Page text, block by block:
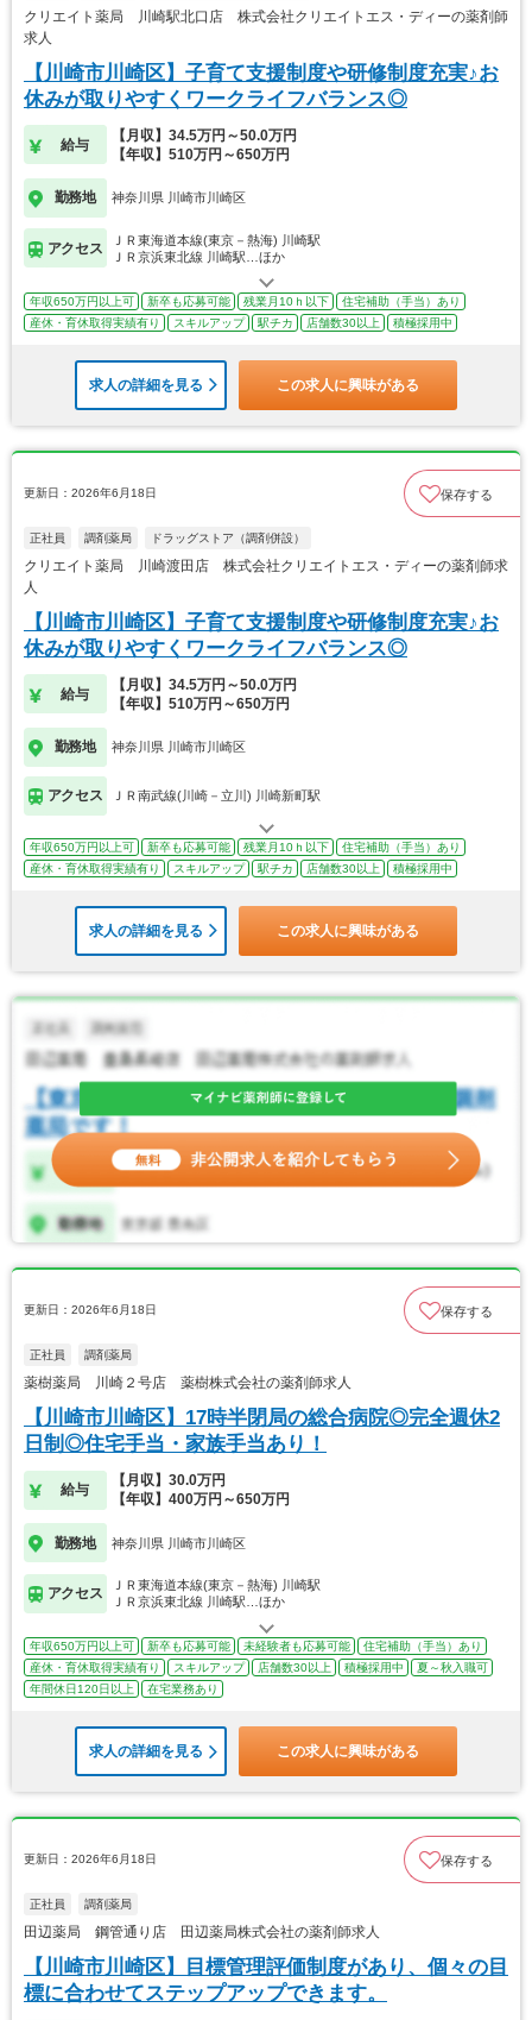
クリエイト薬局 川崎駅北口店 株式会社クリエイトエス・ディーの薬剤師
求人
【川崎市川崎区】子育て支援制度や研修制度充実♪お
休みが取りやすくワークライフバランス◎
給与
【月収】34.5万円～50.0万円
【年収】510万円～650万円
勤務地 神奈川県 川崎市川崎区
アクセス
ＪＲ東海道本線(東京－熱海) 川崎駅
ＪＲ京浜東北線 川崎駅…ほか
年収650万円以上可 新卒も応募可能 残業月10ｈ以下
住宅補助（手当）あり
産休・育休取得実績有り
スキルアップ 駅チカ 店舗数30以上 積極採用中
求人の詳細を見る この求人に興味がある
更新日：2026年6月18日 保存する
正社員 調剤薬局 ドラッグストア（調剤併設）
クリエイト薬局 川崎渡田店 株式会社クリエイトエス・ディーの薬剤師求
人
【川崎市川崎区】子育て支援制度や研修制度充実♪お
休みが取りやすくワークライフバランス◎
給与
【月収】34.5万円～50.0万円
【年収】510万円～650万円
勤務地 神奈川県 川崎市川崎区
アクセス ＪＲ南武線(川崎－立川) 川崎新町駅
年収650万円以上可 新卒も応募可能 残業月10ｈ以下
住宅補助（手当）あり
産休・育休取得実績有り
スキルアップ 駅チカ 店舗数30以上 積極採用中
求人の詳細を見る この求人に興味がある
更新日：2026年6月18日 保存する
正社員 調剤薬局
薬樹薬局 川崎２号店 薬樹株式会社の薬剤師求人
【川崎市川崎区】17時半閉局の総合病院◎完全週休2
日制◎住宅手当・家族手当あり！
給与
【月収】30.0万円
【年収】400万円～650万円
勤務地 神奈川県 川崎市川崎区
アクセス
ＪＲ東海道本線(東京－熱海) 川崎駅
ＪＲ京浜東北線 川崎駅…ほか
年収650万円以上可 新卒も応募可能 未経験者も応募可能
住宅補助（手当）あり
産休・育休取得実績有り
スキルアップ 店舗数30以上 積極採用中
夏～秋入職可
年間休日120日以上
在宅業務あり
求人の詳細を見る この求人に興味がある
更新日：2026年6月18日 保存する
正社員 調剤薬局
田辺薬局 鋼管通り店 田辺薬局株式会社の薬剤師求人
【川崎市川崎区】目標管理評価制度があり、個々の目
標に合わせてステップアップできます。